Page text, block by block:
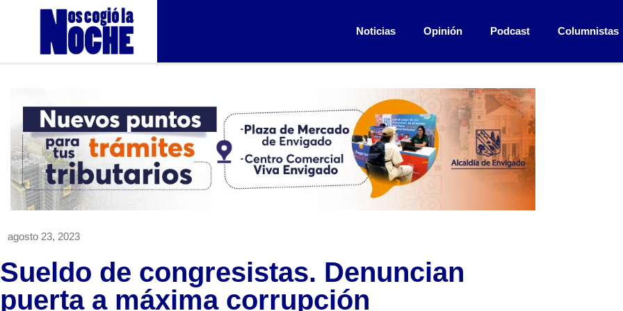
Noticias Opinión Podcast Columnistas
agosto 23, 2023
Sueldo de congresistas. Denuncian
puerta a máxima corrupción